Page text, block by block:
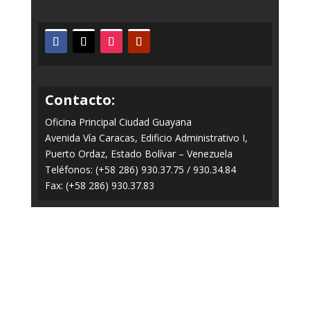
Contacto:
Oficina Principal Ciudad Guayana
Avenida Vía Caracas, Edificio Administrativo I,
Puerto Ordaz, Estado Bolívar – Venezuela
Teléfonos: (+58 286) 930.37.75 / 930.34.84
Fax: (+58 286) 930.37.83